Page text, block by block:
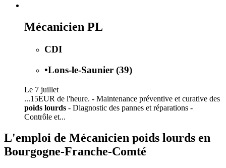
Mécanicien PL
CDI
•Lons-le-Saunier (39)
Le 7 juillet
...15EUR de l'heure. - Maintenance préventive et curative des
poids lourds - Diagnostic des pannes et réparations -
Contrôle et...
L'emploi de Mécanicien poids lourds en
Bourgogne-Franche-Comté